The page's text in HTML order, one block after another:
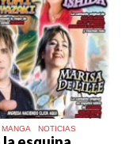
MANGA NOTICIAS